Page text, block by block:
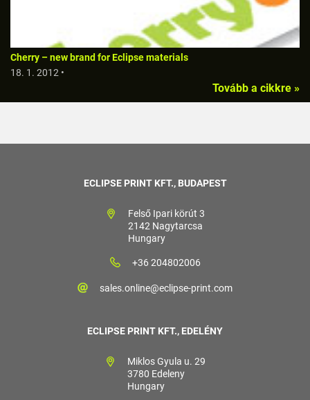
Cherry – new brand for Eclipse materials
18. 1. 2012 •
Tovább a cikkre »
ECLIPSE PRINT KFT., BUDAPEST
Felső Ipari körút 3
2142 Nagytarcsa
Hungary
+36 204802006
sales.online@eclipse-print.com
ECLIPSE PRINT KFT., EDELÉNY
Miklos Gyula u. 29
3780 Edeleny
Hungary